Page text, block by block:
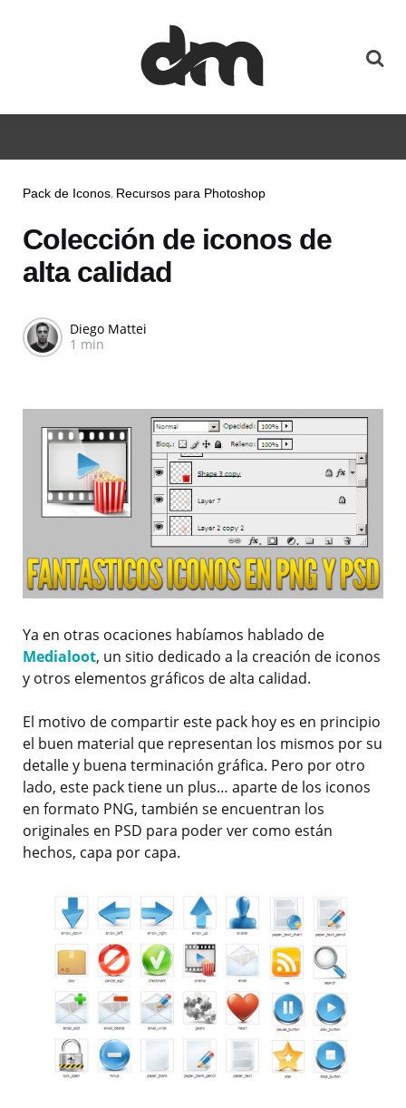
Pack de Iconos Recursos para Photoshop
Colección de iconos de
alta calidad
Diego Mattei
1 min
Ya en otras ocaciones habíamos hablado de
Medialoot, un sitio dedicado a la creación de iconos
y otros elementos gráficos de alta calidad.
El motivo de compartir este pack hoy es en principio
el buen material que representan los mismos por su
detalle y buena terminación gráfica. Pero por otro
lado, este pack tiene un plus… aparte de los iconos
en formato PNG, también se encuentran los
originales en PSD para poder ver como están
hechos, capa por capa.